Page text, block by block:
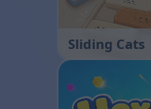
Sliding Cats